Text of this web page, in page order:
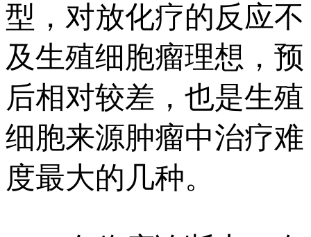
型，对放化疗的反应不
及生殖细胞瘤理想，预
后相对较差，也是生殖
细胞来源肿瘤中治疗难
度最大的几种。